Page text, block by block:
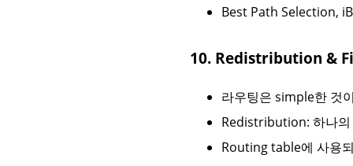
Best Path Selection,
10. Redistribution &
라우팅은 simple한 것
Redistribution: 하나
Routing table에 사용